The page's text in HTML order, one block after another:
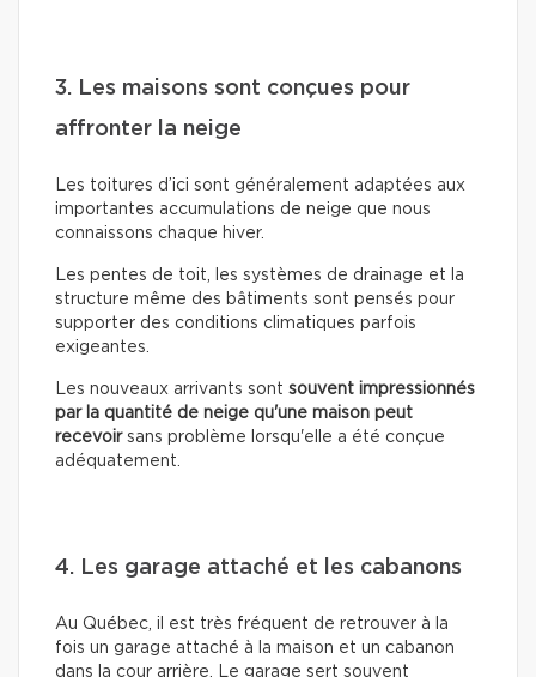
3. Les maisons sont conçues pour
affronter la neige
Les toitures d’ici sont généralement adaptées aux
importantes accumulations de neige que nous
connaissons chaque hiver.
Les pentes de toit, les systèmes de drainage et la
structure même des bâtiments sont pensés pour
supporter des conditions climatiques parfois
exigeantes.
Les nouveaux arrivants sont souvent impressionnés
par la quantité de neige qu'une maison peut
recevoirsans problème lorsqu'elle a été conçue
adéquatement.
4. Les garage attaché et les cabanons
Au Québec, il est très fréquent de retrouver à la
fois un garage attaché à la maison et un cabanon
dans la cour arrière. Le garage sert souvent